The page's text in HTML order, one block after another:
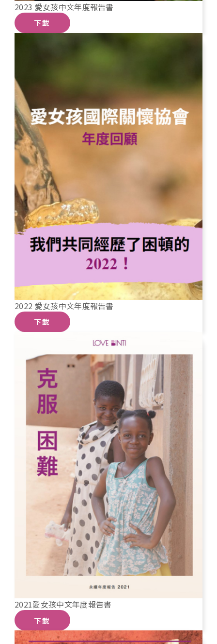
2023 愛女孩中文年度報告書
下載
2022 愛女孩中文年度報告書
下載
2021愛女孩中文年度報告書
下載